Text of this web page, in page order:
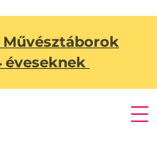
Művésztáborok
éveseknek